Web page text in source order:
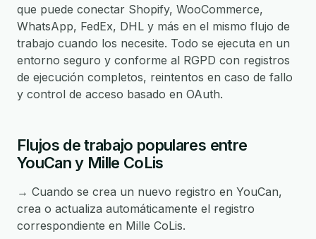
que puede conectar Shopify, WooCommerce,
WhatsApp, FedEx, DHL y más en el mismo flujo de
trabajo cuando los necesite. Todo se ejecuta en un
entorno seguro y conforme al RGPD con registros
de ejecución completos, reintentos en caso de fallo
y control de acceso basado en OAuth.
Flujos de trabajo populares entre
YouCan y Mille CoLis
→ Cuando se crea un nuevo registro en YouCan,
crea o actualiza automáticamente el registro
correspondiente en Mille CoLis.